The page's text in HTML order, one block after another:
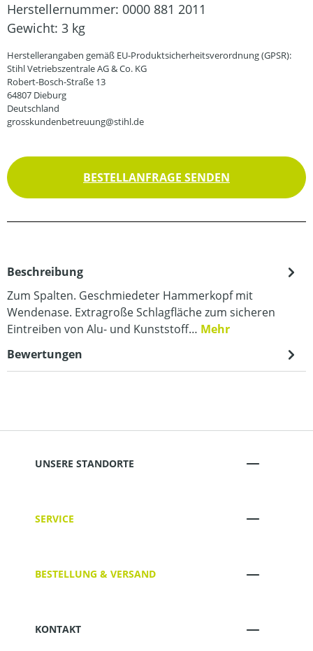
Herstellernummer: 0000 881 2011
Gewicht: 3 kg
Herstellerangaben gemäß EU-Produktsicherheitsverordnung (GPSR):
Stihl Vetriebszentrale AG & Co. KG
Robert-Bosch-Straße 13
64807 Dieburg
Deutschland
grosskundenbetreuung@stihl.de
BESTELLANFRAGE SENDEN
Beschreibung
Zum Spalten. Geschmiedeter Hammerkopf mit
Wendenase. Extragroße Schlagfläche zum sicheren
Eintreiben von Alu- und Kunststoff… Mehr
Bewertungen
UNSERE STANDORTE
SERVICE
BESTELLUNG & VERSAND
KONTAKT